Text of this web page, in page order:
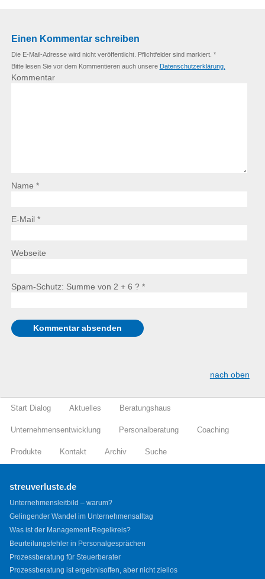
Einen Kommentar schreiben
Die E-Mail-Adresse wird nicht veröffentlicht. Pflichtfelder sind markiert. *
Bitte lesen Sie vor dem Kommentieren auch unsere Datenschutzerklärung.
Kommentar
Name *
E-Mail *
Webseite
Spam-Schutz: Summe von 2 + 6 ? *
nach oben
Start Dialog Aktuelles Beratungshaus
Unternehmensentwicklung Personalberatung Coaching
Produkte Kontakt Archiv Suche
streuverluste.de
Unternehmensleitbild – warum?
Gelingender Wandel im Unternehmensalltag
Was ist der Management-Regelkreis?
Beurteilungsfehler in Personalgesprächen
Prozessberatung für Steuerberater
Prozessberatung ist ergebnisoffen, aber nicht ziellos